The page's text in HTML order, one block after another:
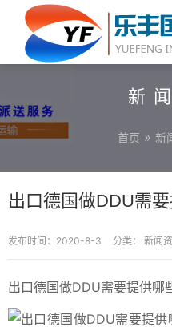
新
首页 » 新
出口德国做DDU需
发布时间：2020-8-3 分类： 新闻
出口德国做DDU需要提供哪